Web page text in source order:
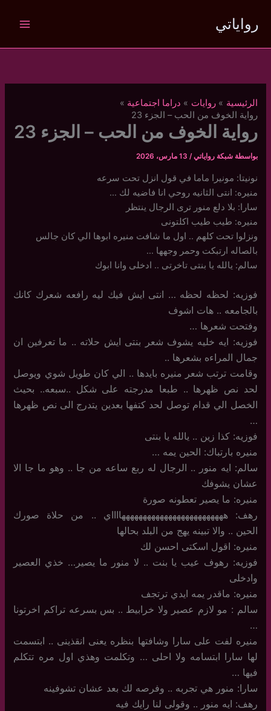
المحتوى
رواياتي
الرئيسية روايات
دراما اجتماعية
رواية الخوف من الحب – الجزء 23
رواية الخوف من الحب – الجزء 23
بواسطة شبكة رواياتي/ 13 مارس، 2026
نونيتا: مونيرا ماما في قول انزل تحت سرعه
منيره: انتى الثانيه روحي انا فاضيه لك …
سارا: بلا دلع منور ترى الرجال ينتظر
منيره: طيب طيب اكلتونى
ونزلوا تحت كلهم .. اول ما شافت منيره ابوها الي كان جالس
بالصاله ارتبكت وحمر وجهها …
سالم: يالله يا بنتى تاخرتى .. ادخلى وانا ابوك
فوزيه: لحظه لحظه … انتى ايش فيك ليه رافعه شعرك كانك
بالجامعه .. هات اشوف
وفتحت شعرها …
فوزيه: ايه خليه يشوف شعر بنتى ايش حلاته .. ما تعرفين ان
جمال المراءه بشعرها ..
وقامت ترتب شعر منيره بايدها .. الي كان طويل شوي ويوصل
لحد نص ظهرها .. طبعا مدرجته على شكل ..سبعه.. بحيث
الخصل الي قدام توصل لحد كتفها بعدين يتدرج الى نص ظهرها
…
فوزيه: كذا زين .. يالله يا بنتى
منيره بارتباك: الحين يمه …
سالم: ايه منور .. الرجال له ربع ساعه من جا .. وهو ما جا الا
عشان يشوفك
منيره: ما يصير تعطونه صورة
رهف: هههههههههههههههههههههههههااااي .. من حلاة صورك
الحين .. والا تبينه يهج من البلد بحالها
منيره: اقول اسكتى احسن لك
فوزيه: رهوف عيب يا بنت .. لا منور ما يصير… خذي العصير
وادخلى
منيره: ماقدر يمه ايدي ترتجف
سالم : مو لازم عصير ولا خرابيط .. بس بسرعه تراكم اخرتونا
…
منيره لفت على سارا وشافتها بنظره يعنى انقذينى .. ابتسمت
لها سارا ابتسامه ولا احلى … وتكلمت وهذي اول مره تتكلم
فيها …
سارا: منور هي تجربه .. وفرصه لك بعد عشان تشوفينه
رهف: ايه منور .. وقولى لنا رايك فيه